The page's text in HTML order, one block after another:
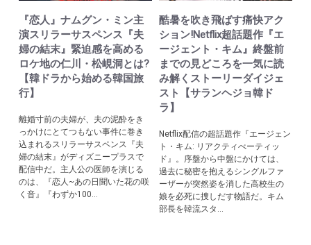
『恋人』ナムグン・ミン主
演スリラーサスペンス『夫
婦の結末』緊迫感を高める
ロケ地の仁川・松峴洞とは?
【韓ドラから始める韓国旅
行】
離婚寸前の夫婦が、夫の泥酔をき
っかけにとてつもない事件に巻き
込まれるスリラーサスペンス『夫
婦の結末』がディズニープラスで
配信中だ。主人公の医師を演じる
のは、『恋人~あの日聞いた花の咲
く音』『わずか100...
酷暑を吹き飛ばす痛快アク
ション!Netflix超話題作『エ
ージェント・キム』終盤前
までの見どころを一気に読
み解くストーリーダイジェ
スト【サランヘジョ韓ド
ラ】
Netflix配信の超話題作『エージェン
ト・キム: リアクティべーティッ
ド』。序盤から中盤にかけては、
過去に秘密を抱えるシングルファ
ーザーが突然姿を消した高校生の
娘を必死に捜しだす物語だ。キム
部長を韓流スタ...